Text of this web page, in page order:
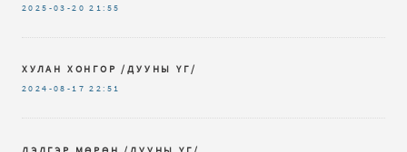
2025-03-20 21:55
ХУЛАН ХОНГОР /ДУУНЫ ҮГ/
2024-08-17 22:51